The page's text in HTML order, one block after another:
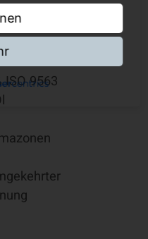
bis +100 °C je
9563